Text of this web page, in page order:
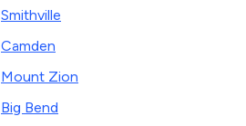
Smithville
Camden
Mount Zion
Big Bend